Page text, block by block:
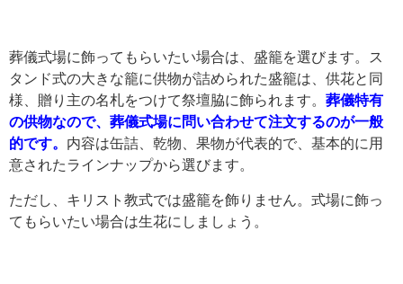
葬儀式場に飾ってもらいたい場合は、盛籠を選びます。ス
タンド式の大きな籠に供物が詰められた盛籠は、供花と同
様、贈り主の名札をつけて祭壇脇に飾られます。 葬儀特有
の供物なので、葬儀式場に問い合わせて注文するのが一般
的です。 内容は缶詰、乾物、果物が代表的で、基本的に用
意されたラインナップから選びます。
ただし、キリスト教式では盛籠を飾りません。式場に飾っ
てもらいたい場合は生花にしましょう。